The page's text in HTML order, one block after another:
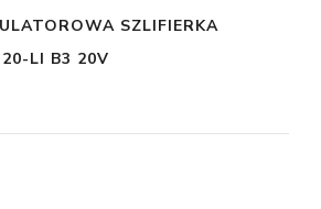
SZLIFIERKA
LI B3 20V